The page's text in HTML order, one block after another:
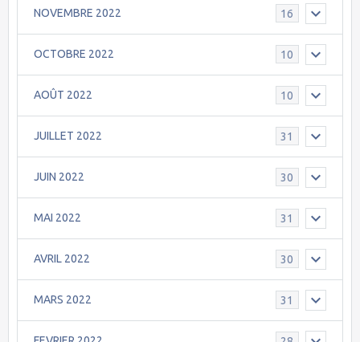
NOVEMBRE 2022 16
OCTOBRE 2022 10
AOÛT 2022 10
JUILLET 2022 31
JUIN 2022 30
MAI 2022 31
AVRIL 2022 30
MARS 2022 31